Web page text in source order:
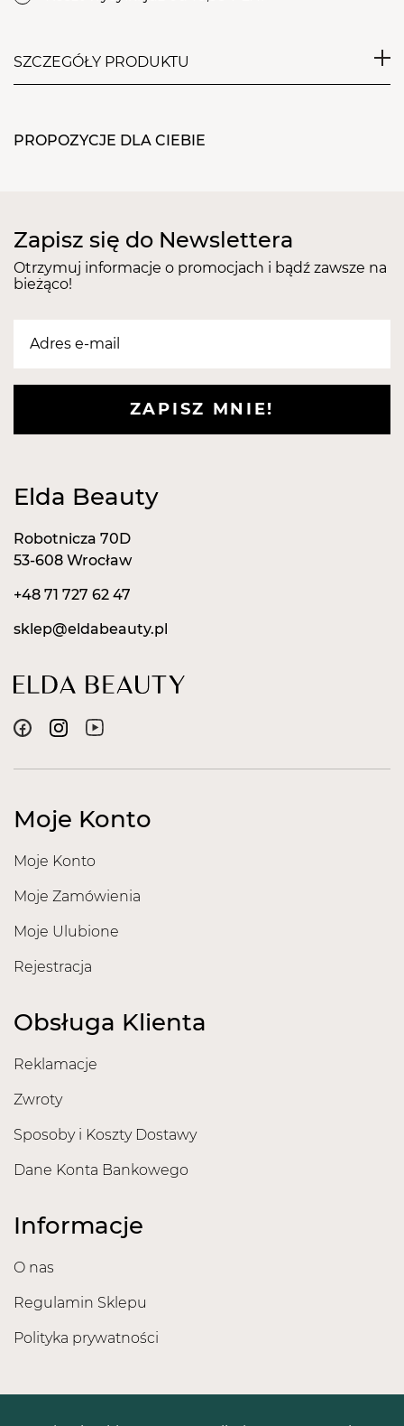
SZCZEGÓŁY PRODUKTU
elastycznego plastiku. Doskonale nadaje się do
PROPOZYCJE DLA CIEBIE
Zapisz się do Newslettera
Otrzymuj informacje o promocjach i bądź zawsze na
bieżąco!
ZAPISZ MNIE!
Moje Konto
Moje Konto
Moje Zamówienia
Moje Ulubione
Rejestracja
Obsługa Klienta
Reklamacje
Zwroty
Sposoby i Koszty Dostawy
Dane Konta Bankowego
Informacje
O nas
Regulamin Sklepu
Polityka prywatności
Elda Beauty
Robotnicza 70D
53-608 Wrocław
+48 71 727 62 47
sklep@eldabeauty.pl